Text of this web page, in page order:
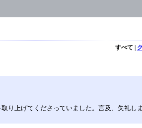
すべて |
り上げてくださっていました。言及、失礼し